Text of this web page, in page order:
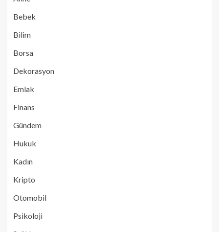
Bebek
Bilim
Borsa
Dekorasyon
Emlak
Finans
Gündem
Hukuk
Kadın
Kripto
Otomobil
Psikoloji